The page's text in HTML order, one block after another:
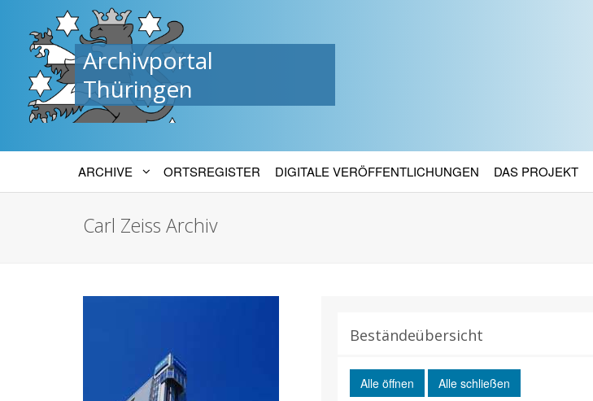
Archivportal
Thüringen
ARCHIVE ORTSREGISTER DIGITALE VERÖFFENTLICHUNGEN DAS PROJEKT
Carl Zeiss Archiv
Beständeübersicht
Alle öffnen Alle schließen